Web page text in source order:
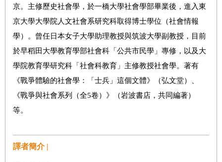
京。主修歷史社會學，於一橋大學社會學部畢業後，進入東
京大學大學院人文社會系研究科取得博士學位（社會情報
學）。曾任日本女子大學助理教授與筑波大學副教授，目前
於早稻田大學教育學部社會科「公共市民學」專修，以及大
學院教育學研究科「社會科教育」主修教授社會學。著有
《戰爭體驗的社會學：「士兵」這個文體》（弘文堂）、
《戰爭與社會系列（全5卷）》（岩波書店，共同編著）
等。
譯者簡介 |